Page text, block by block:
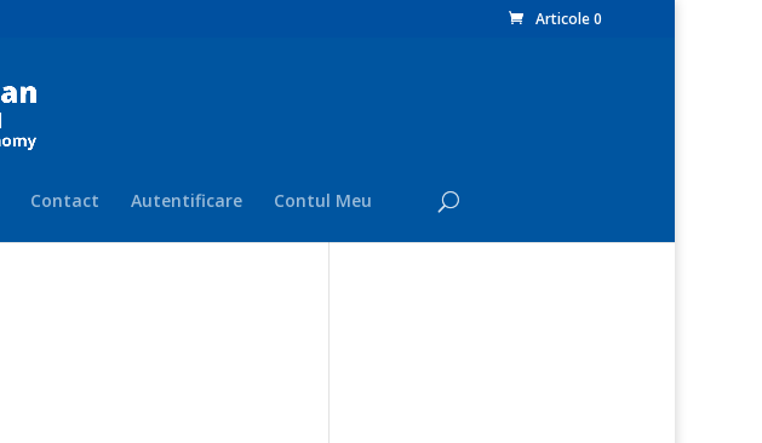
Articole 0
Contact Autentificare Contul Meu